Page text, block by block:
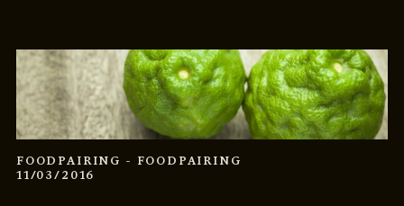
FOODPAIRING - FOODPAIRING
11/03/2016